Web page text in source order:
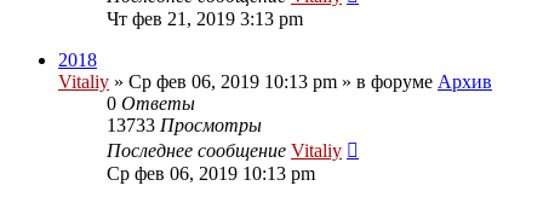
Чт фев 21, 2019 3:13 pm
2018
Vitaliy » Ср фев 06, 2019 10:13 pm » в форуме Архив
0 Ответы
13733 Просмотры
Последнее сообщение Vitaliy
Ср фев 06, 2019 10:13 pm